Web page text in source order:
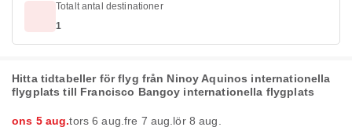
Totalt antal destinationer
1
Hitta tidtabeller för flyg från Ninoy Aquinos internationella
flygplats till Francisco Bangoy internationella flygplats
ons 5 aug.tors 6 aug. fre 7 aug. lör 8 aug.